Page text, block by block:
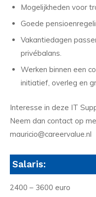
Mogelijkheden voor
Goede
Vakantiedagen
privébalans.
Werken binnen een
initiatief, overleg en
Interesse in deze IT
Neem dan contact op
mauricio@careervalue.nl
Salaris:
2400 – 3600 euro